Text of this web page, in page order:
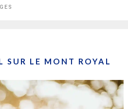
SUR LE MONT ROYAL